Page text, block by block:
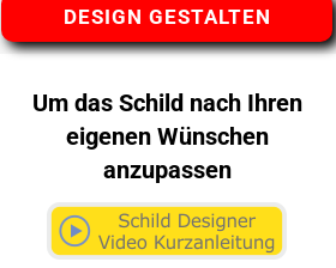
DESIGN GESTALTEN
Um das Schild nach Ihren
eigenen Wünschen
anzupassen